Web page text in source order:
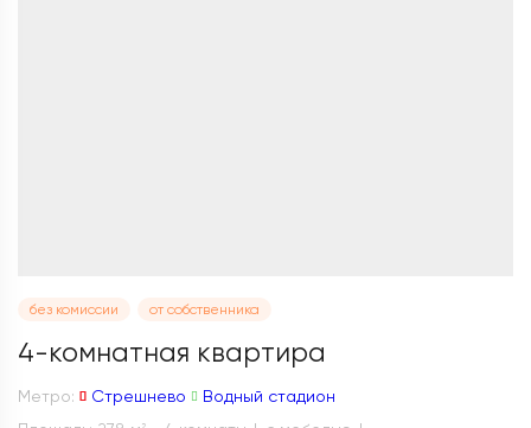
без комиссии от собственника
4-комнатная квартира
Метро: Стрешнево
Водный стадион